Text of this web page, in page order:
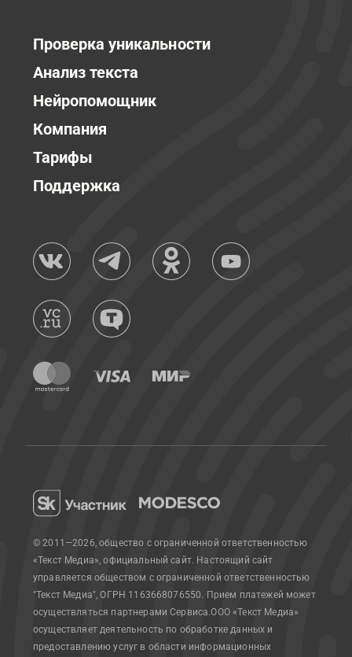
Проверка уникальности
Анализ текста
Нейропомощник
Компания
Тарифы
Поддержка
© 2011—2026, общество с ограниченной ответственностью
«Текст Медиа», официальный сайт. Настоящий сайт
управляется обществом с ограниченной ответственностью
"Текст Медиа", ОГРН 1163668076550. Прием платежей может
осуществляться партнерами Сервиса.ООО «Текст Медиа»
осуществляет деятельность по обработке данных и
предоставлению услуг в области информационных